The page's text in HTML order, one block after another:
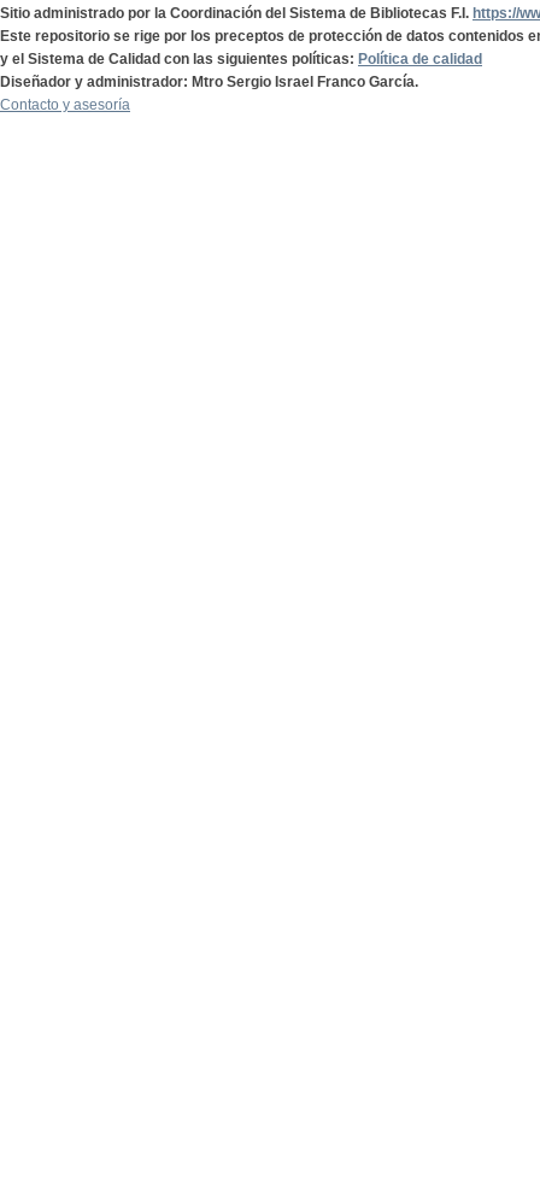
Sitio administrado por la Coordinación del Sistema de Bibliotecas F.I. https://
Este repositorio se rige por los preceptos de protección de datos contenidos
y el Sistema de Calidad con las siguientes políticas: Política de calidad
Diseñador y administrador: Mtro Sergio Israel Franco García.
Contacto y asesoría